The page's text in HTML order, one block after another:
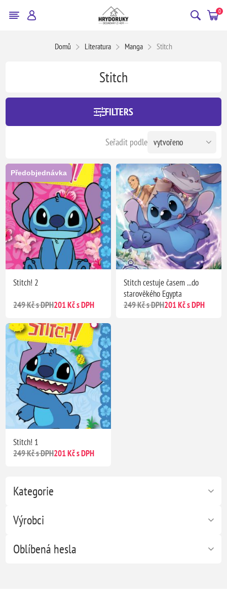
0
Domů Literatura Manga Stitch
Kategorie
Výrobci
Oblíbená hesla
Stitch
FILTERS
Seřadit podle
Předobjednávka
Stitch! 2
249 Kč s DPH201 Kč s DPH
Stitch cestuje časem ...do
starověkého Egypta
249 Kč s DPH201 Kč s DPH
Stitch! 1
249 Kč s DPH201 Kč s DPH